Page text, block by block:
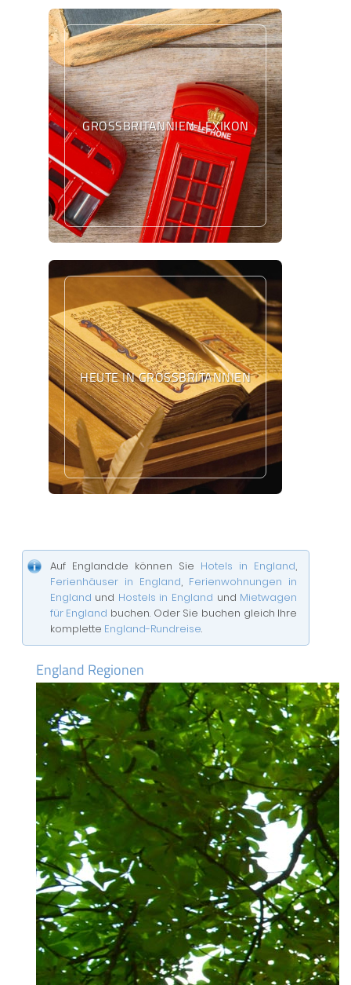
GROSSBRITANNIEN LEXIKON
HEUTE IN GROSSBRITANNIEN
Auf England.de können Sie Hotels in England,
Ferienhäuser in England, Ferienwohnungen in
England und Hostels in England und Mietwagen
für England buchen. Oder Sie buchen gleich Ihre
komplette England-Rundreise.
England Regionen